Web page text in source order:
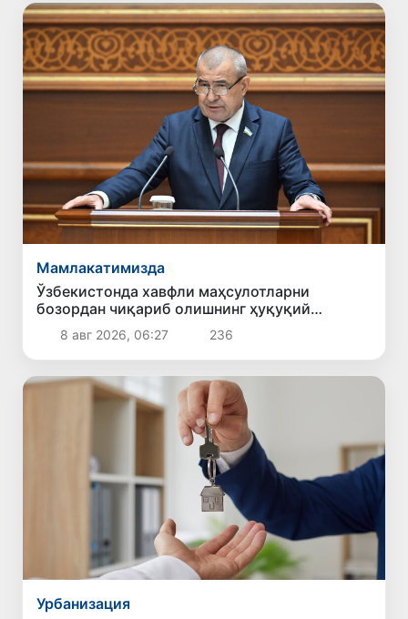
Мамлакатимизда
Ўзбекистонда хавфли маҳсулотларни
бозордан чиқариб олишнинг ҳуқуқий
механизми белгиланади
8 авг 2026, 06:27 236
Урбанизация